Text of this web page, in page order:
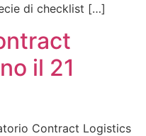
di checklist […]
il 21
Contract Logistics